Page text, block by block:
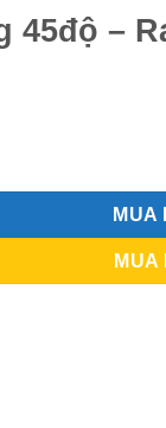
45độ –
Lắp Ngắm
MUA
MUA